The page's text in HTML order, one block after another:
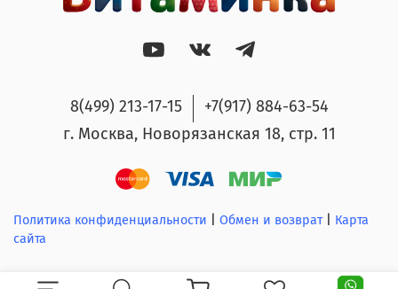
8(499) 213-17-15
+7(917) 884-63-54
г. Москва, Новорязанская 18, стр. 11
Политика конфиденциальности Обмен и возврат
Карта
сайта